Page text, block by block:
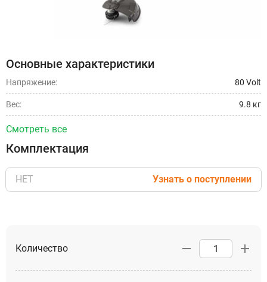
Основные характеристики
Напряжение: 80 Volt
Вес: 9.8 кг
Смотреть все
Комплектация
НЕТ Узнать о поступлении
Количество